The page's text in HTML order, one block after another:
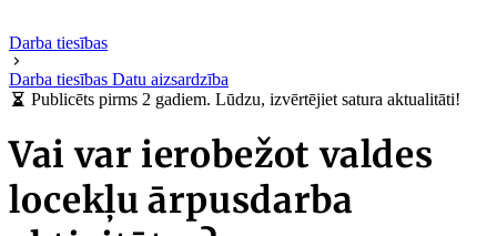
Darba tiesības
Darba tiesības Datu aizsardzība
Publicēts pirms 2 gadiem. Lūdzu, izvērtējiet satura aktualitāti!
Vai var ierobežot valdes
locekļu ārpusdarba